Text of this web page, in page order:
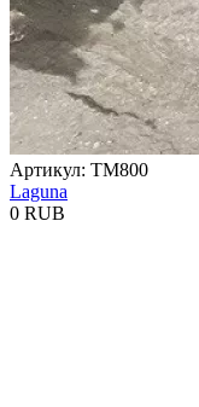
Артикул: TM800
Laguna
0 RUB